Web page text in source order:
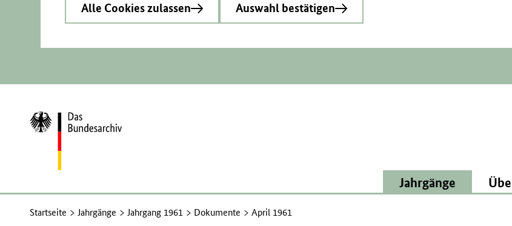
Alle Cookies zulassen Auswahl bestätigen
Zur
Startseite
Jahrgänge
Startseite Jahrgänge Jahrgang 1961 Dokumente April 1961